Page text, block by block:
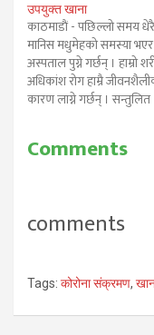
उपयुक्त खाना
काठमाडाैं - पछिल्लो समय
मानिस मधुमेहको समस्या भएर
अस्पताल पुग्ने गर्छन् । हाम्रो
अधिकांश रोग हाम्रै
कारण लाग्ने गर्छन् । सन्तुलित
मधुमेह रोग लागेकाले
Comments
comments
Tags: कोरोना संक्रमण,